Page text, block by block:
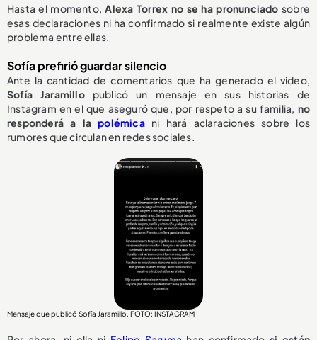
Hasta el momento,Alexa Torrex no se ha pronunciado sobre
esas declaraciones ni ha confirmado si realmente existe algún
problema entre ellas.
Sofía prefirió guardar silencio
Ante la cantidad de comentarios que ha generado el video,
Sofía Jaramillopublicó un mensaje en sus historias de
Instagram en el que aseguró que, por respeto a su familia, no
responderá a lapolémica ni hará aclaraciones sobre los
rumores que circulan en redes sociales.
Mensaje que publicó Sofía Jaramillo. FOTO: INSTAGRAM